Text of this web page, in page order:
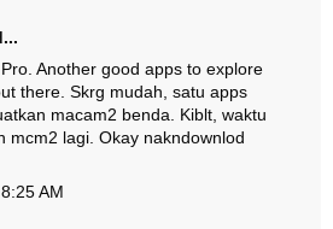
Another good apps to explore
there. Skrg mudah, satu apps
macam2 benda. Kiblt, waktu
mcm2 lagi. Okay nakndownlod
AM